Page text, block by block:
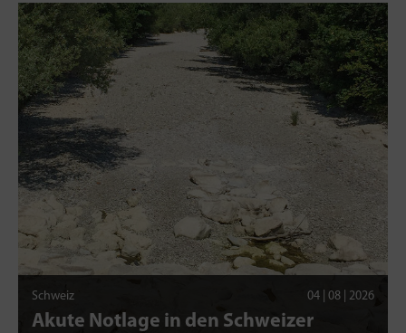
Schweiz 04 | 08 | 2026
Akute Notlage in den Schweizer